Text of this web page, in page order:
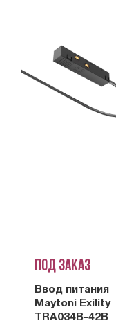
Под заказ
Ввод питания
Maytoni Exility
TRA034B-42B